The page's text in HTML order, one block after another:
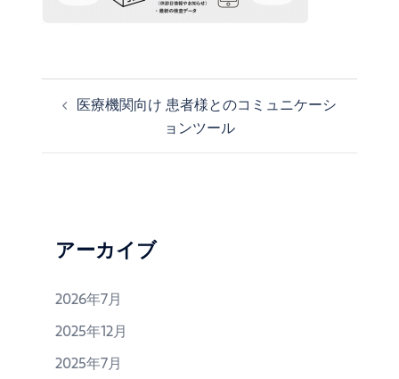
ナ
シ
ョ
医療機関向け 患者様とのコミュニケーシ
ョンツール
アーカイブ
2026年7月
2025年12月
2025年7月